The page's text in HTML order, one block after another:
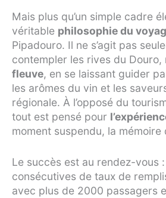
Mais plus qu’un simple cadre
véritable philosophie du
Pipadouro. Il ne s’agit pas
contempler les rives du Douro,
fleuve, en se laissant guider
les arômes du vin et les
régionale. À l’opposé du
tout est pensé pour
moment suspendu, la mémoire
Le succès est au rendez-vous
consécutives de taux de
avec plus de 2000 passagers